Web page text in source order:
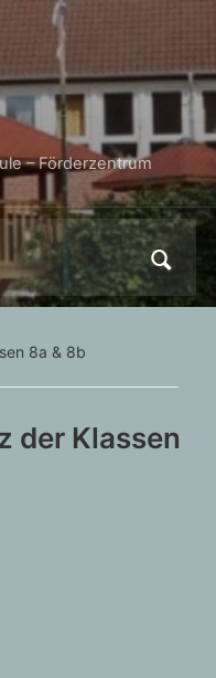
– Förderzentrum
8a & 8b
der Klassen